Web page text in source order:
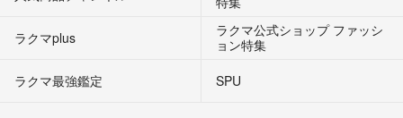
ラクマplus
ラクマ公式ショップ ファッシ
ョン特集
ラクマ最強鑑定
SPU